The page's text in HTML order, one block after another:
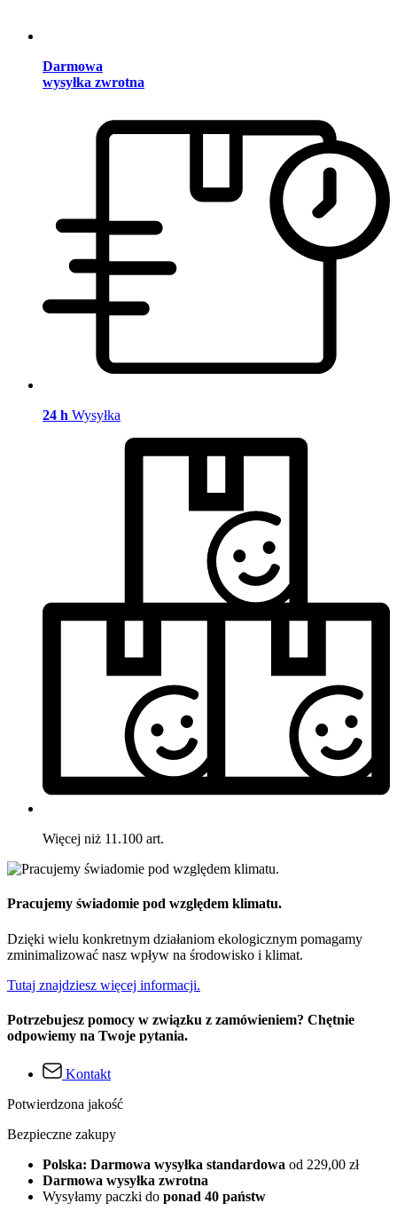
Darmowa
wysyłka zwrotna
24 h Wysyłka
Więcej niż 11.100 art.
Pracujemy świadomie pod względem klimatu.
Dzięki wielu konkretnym działaniom ekologicznym pomagamy
zminimalizować nasz wpływ na środowisko i klimat.
Tutaj znajdziesz więcej informacji.
Potrzebujesz pomocy w związku z zamówieniem? Chętnie
odpowiemy na Twoje pytania.
Kontakt
Potwierdzona jakość
Bezpieczne zakupy
Polska: Darmowa wysyłka standardowa od 229,00 zł
Darmowa wysyłka zwrotna
Wysyłamy paczki do ponad 40 państw